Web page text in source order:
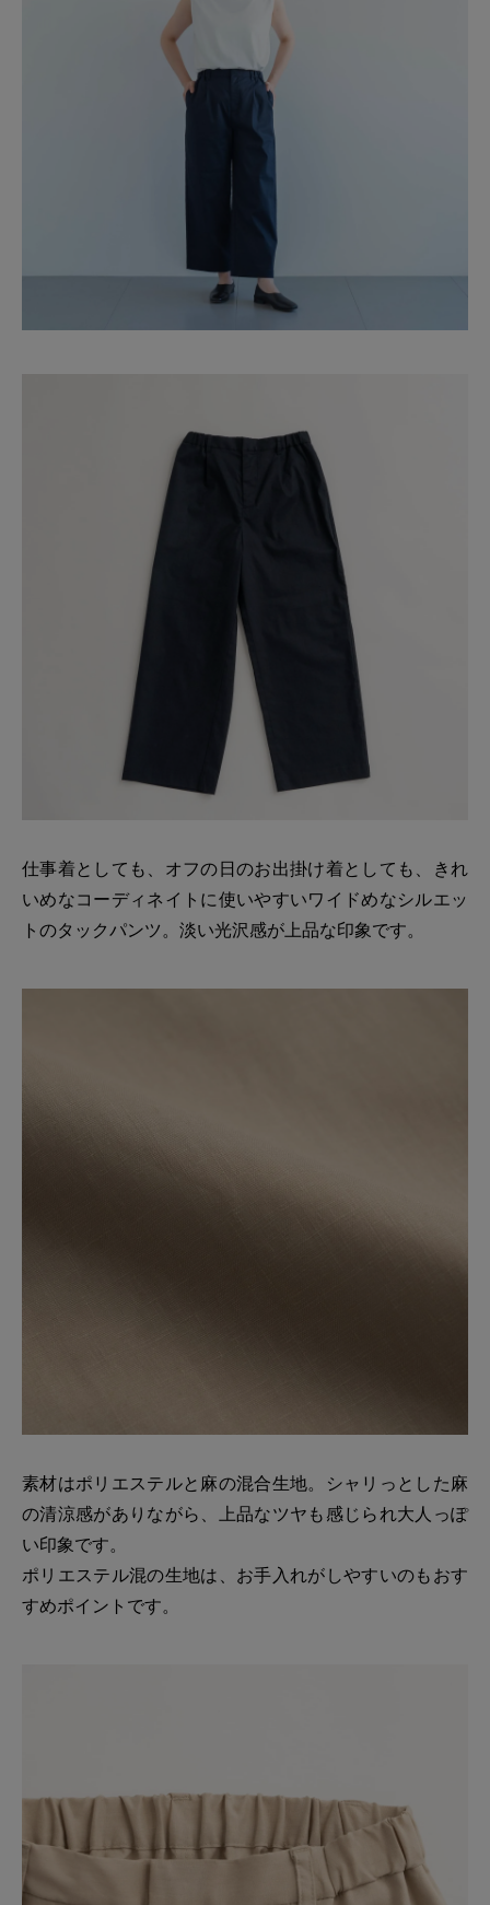
仕事着としても、オフの日のお出掛け着としても、きれ
いめなコーディネイトに使いやすいワイドめなシルエッ
トのタックパンツ。淡い光沢感が上品な印象です。
素材はポリエステルと麻の混合生地。シャリっとした麻
の清涼感がありながら、上品なツヤも感じられ大人っぽ
い印象です。
ポリエステル混の生地は、お手入れがしやすいのもおす
すめポイントです。